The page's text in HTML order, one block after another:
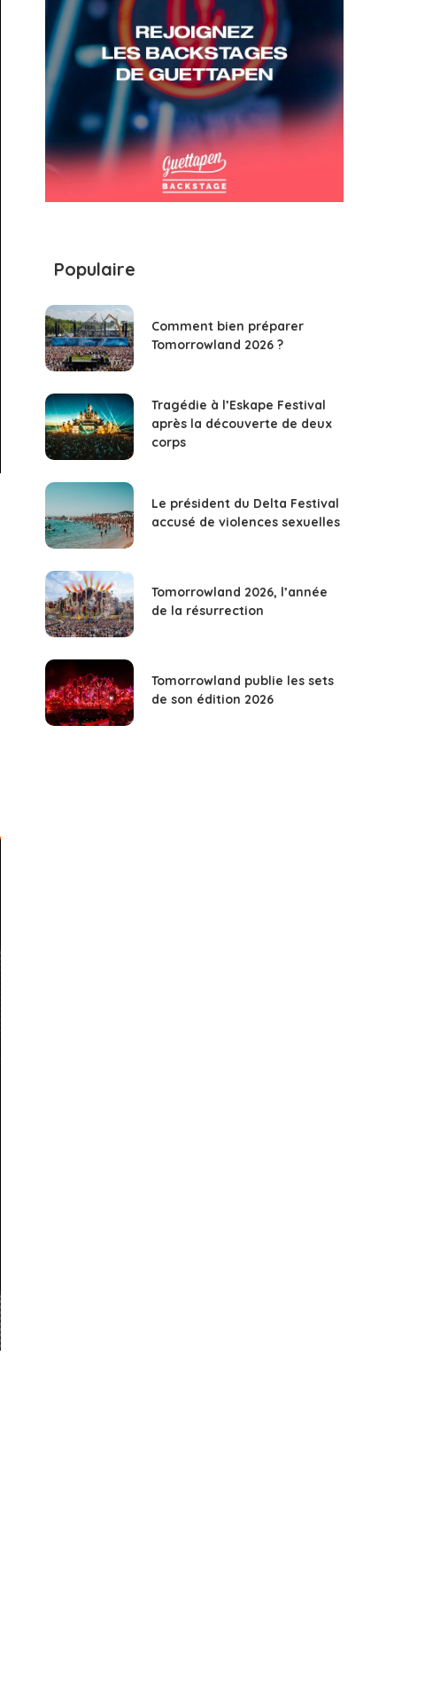
Populaire
Comment bien préparer
Tomorrowland 2026 ?
Tragédie à l’Eskape Festival
après la découverte de deux
corps
Le président du Delta Festival
accusé de violences sexuelles
Tomorrowland 2026, l’année
de la résurrection
Tomorrowland publie les sets
de son édition 2026